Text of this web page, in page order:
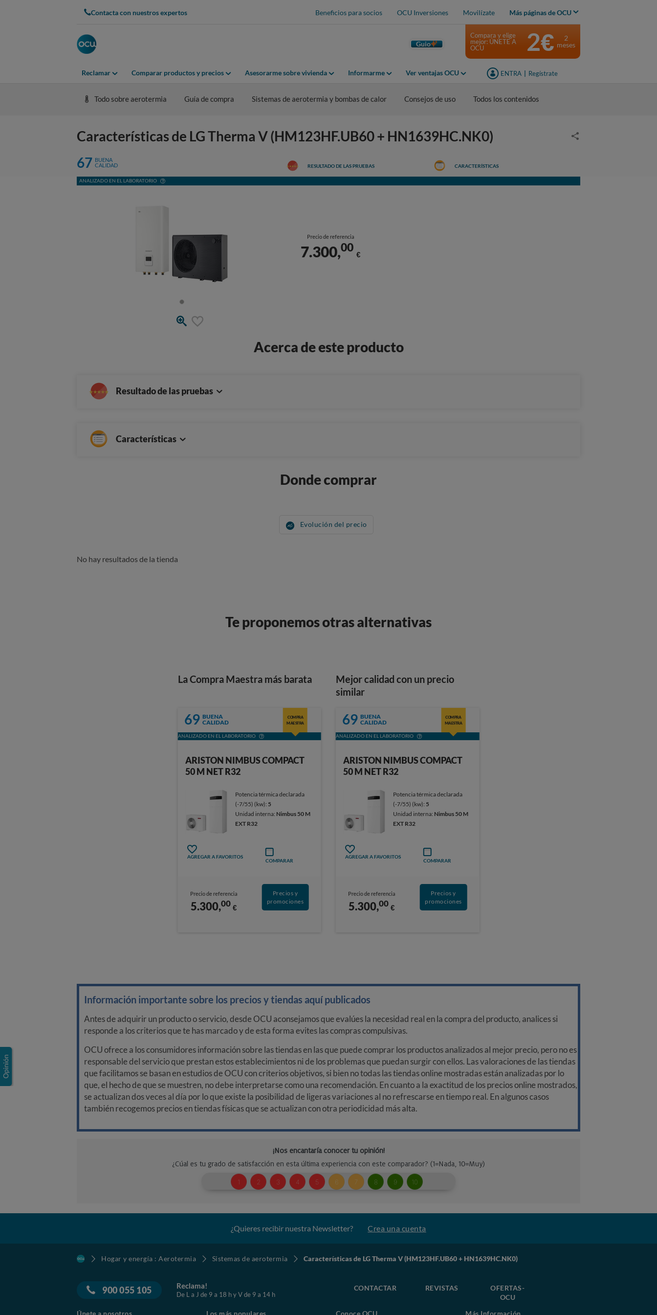
Contacta con nuestros expertos Beneficios para socios OCU Inversiones Movilízate Más páginas de OCU
Guio
Reclamar Comparar productos y precios Asesorarme sobre vivienda Informarme Ver ventajas OCU ENTRA Regístrate
Compara y elige
mejor: ÚNETE A
OCU
2€
2
meses
Todo sobre aerotermia Guía de compra Sistemas de aerotermia y bombas de calor Consejos de uso Todos los contenidos
Características de LG Therma V (HM123HF.UB60 + HN1639HC.NK0)
67 BUENA
CALIDAD
ANALIZADO EN EL LABORATORIO
RESULTADO DE LAS PRUEBAS CARACTERÍSTICAS
Precio de referencia
7.300,00
€
Acerca de este producto
Resultado de las pruebas
Características
Donde comprar
Evolución del precio
No hay resultados de la tienda
Te proponemos otras alternativas
La Compra Maestra más barata
69 BUENA
CALIDAD
COMPRA
MAESTRA
ANALIZADO EN EL LABORATORIO
ARISTON NIMBUS COMPACT
50 M NET R32
Potencia térmica declarada
(-7/55) (kw): 5
Unidad interna: Nimbus 50 M
EXT R32
AGREGAR A FAVORITOS
COMPARAR
Precio de referencia
5.300,00 €
Precios y
promociones
Mejor calidad con un precio
similar
69 BUENA
CALIDAD
COMPRA
MAESTRA
ANALIZADO EN EL LABORATORIO
ARISTON NIMBUS COMPACT
50 M NET R32
Potencia térmica declarada
(-7/55) (kw): 5
Unidad interna: Nimbus 50 M
EXT R32
AGREGAR A FAVORITOS
COMPARAR
Precio de referencia
5.300,00 €
Precios y
promociones
Información importante sobre los precios y tiendas aquí publicados
Antes de adquirir un producto o servicio, desde OCU aconsejamos que evalúes la necesidad real en la compra del producto, analices si
responde a los criterios que te has marcado y de esta forma evites las compras compulsivas.
OCU ofrece a los consumidores información sobre las tiendas en las que puede comprar los productos analizados al mejor precio, pero no es
responsable del servicio que prestan estos establecimientos ni de los problemas que puedan surgir con ellos. Las valoraciones de las tiendas
que facilitamos se basan en estudios de OCU con criterios objetivos, si bien no todas las tiendas online mostradas están analizadas por lo
que, el hecho de que se muestren, no debe interpretarse como una recomendación. En cuanto a la exactitud de los precios online mostrados,
se actualizan dos veces al día por lo que existe la posibilidad de ligeras variaciones al no refrescarse en tiempo real. En algunos casos
también recogemos precios en tiendas físicas que se actualizan con otra periodicidad más alta.
¿Quieres recibir nuestra Newsletter? Crea una cuenta
Hogar y energía : Aerotermia Sistemas de aerotermia Características de LG Therma V (HM123HF.UB60 + HN1639HC.NK0)
900 055 105 Reclama!
De L a J de 9 a 18 h y V de 9 a 14 h
CONTACTAR REVISTAS
OFERTAS-
OCU